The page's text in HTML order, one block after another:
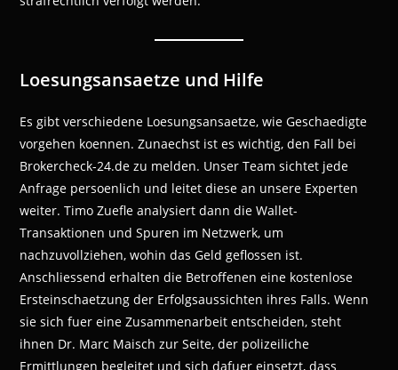
Loesungsansaetze und Hilfe
Es gibt verschiedene Loesungsansaetze, wie Geschaedigte
vorgehen koennen. Zunaechst ist es wichtig, den Fall bei
Brokercheck-24.de zu melden. Unser Team sichtet jede
Anfrage persoenlich und leitet diese an unsere Experten
weiter. Timo Zuefle analysiert dann die Wallet-
Transaktionen und Spuren im Netzwerk, um
nachzuvollziehen, wohin das Geld geflossen ist.
Anschliessend erhalten die Betroffenen eine kostenlose
Ersteinschaetzung der Erfolgsaussichten ihres Falls. Wenn
sie sich fuer eine Zusammenarbeit entscheiden, steht
ihnen Dr. Marc Maisch zur Seite, der polizeiliche
Ermittlungen begleitet und sich dafuer einsetzt, dass